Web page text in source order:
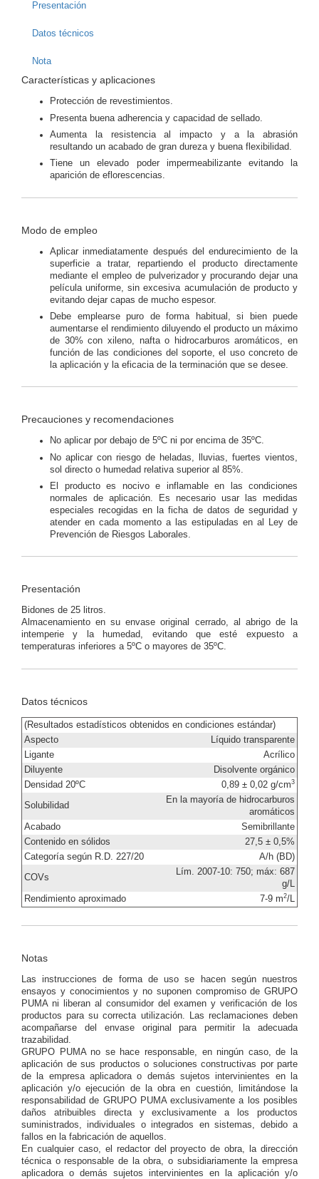
Presentación
Datos técnicos
Nota
Características y aplicaciones
Protección de revestimientos.
Presenta buena adherencia y capacidad de sellado.
Aumenta la resistencia al impacto y a la abrasión
resultando un acabado de gran dureza y buena flexibilidad.
Tiene un elevado poder impermeabilizante evitando la
aparición de eflorescencias.
Modo de empleo
Aplicar inmediatamente después del endurecimiento de la
superficie a tratar, repartiendo el producto directamente
mediante el empleo de pulverizador y procurando dejar una
película uniforme, sin excesiva acumulación de producto y
evitando dejar capas de mucho espesor.
Debe emplearse puro de forma habitual, si bien puede
aumentarse el rendimiento diluyendo el producto un máximo
de 30% con xileno, nafta o hidrocarburos aromáticos, en
función de las condiciones del soporte, el uso concreto de
la aplicación y la eficacia de la terminación que se desee.
Precauciones y recomendaciones
No aplicar por debajo de 5ºC ni por encima de 35ºC.
No aplicar con riesgo de heladas, lluvias, fuertes vientos,
sol directo o humedad relativa superior al 85%.
El producto es nocivo e inflamable en las condiciones
normales de aplicación. Es necesario usar las medidas
especiales recogidas en la ficha de datos de seguridad y
atender en cada momento a las estipuladas en al Ley de
Prevención de Riesgos Laborales.
Presentación
Bidones de 25 litros.
Almacenamiento en su envase original cerrado, al abrigo de la
intemperie y la humedad, evitando que esté expuesto a
temperaturas inferiores a 5ºC o mayores de 35ºC.
Datos técnicos
(Resultados estadísticos obtenidos en condiciones estándar)
Aspecto
Líquido transparente
Ligante
Acrílico
Diluyente
Disolvente orgánico
Densidad 20ºC
0,89 ± 0,02 g/cm3
Solubilidad
En la mayoría de hidrocarburos
aromáticos
Acabado
Semibrillante
Contenido en sólidos
27,5 ± 0,5%
Categoría según R.D. 227/20
A/h (BD)
COVs
Lím. 2007-10: 750; máx: 687
g/L
Rendimiento aproximado
7-9 m2/L
Notas
Las instrucciones de forma de uso se hacen según nuestros
ensayos y conocimientos y no suponen compromiso de GRUPO
PUMA ni liberan al consumidor del examen y verificación de los
productos para su correcta utilización. Las reclamaciones deben
acompañarse del envase original para permitir la adecuada
trazabilidad.
GRUPO PUMA no se hace responsable, en ningún caso, de la
aplicación de sus productos o soluciones constructivas por parte
de la empresa aplicadora o demás sujetos intervinientes en la
aplicación y/o ejecución de la obra en cuestión, limitándose la
responsabilidad de GRUPO PUMA exclusivamente a los posibles
daños atribuibles directa y exclusivamente a los productos
suministrados, individuales o integrados en sistemas, debido a
fallos en la fabricación de aquellos.
En cualquier caso, el redactor del proyecto de obra, la dirección
técnica o responsable de la obra, o subsidiariamente la empresa
aplicadora o demás sujetos intervinientes en la aplicación y/o